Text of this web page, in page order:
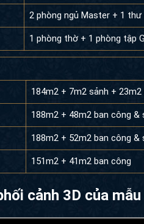
2 phòng ngủ Master + 1
1 phòng thờ + 1 phòng tập
184m2 + 7m2 sảnh + 23m2
188m2 + 48m2 ban công &
188m2 + 52m2 ban công &
151m2 + 41m2 ban công
cảnh 3D của